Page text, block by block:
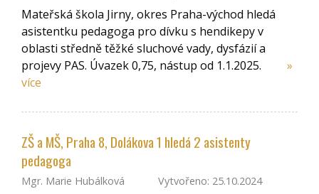
Mateřská škola Jirny, okres Praha-východ hledá
asistentku pedagoga pro dívku s hendikepy v
oblasti středně těžké sluchové vady, dysfázií a
projevy PAS. Úvazek 0,75, nástup od 1.1.2025.
»
více
ZŠ a MŠ, Praha 8, Dolákova 1 hledá 2 asistenty
pedagoga
Mgr. Marie Hubálková Vytvořeno: 25.10.2024